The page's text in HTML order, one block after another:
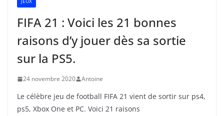
FIFA 21 : Voici les 21 bonnes
raisons d’y jouer dès sa sortie
sur la PS5.
24 novembre 2020 Antoine
Le célèbre jeu de football FIFA 21 vient de sortir sur ps4,
ps5, Xbox One et PC. Voici 21 raisons